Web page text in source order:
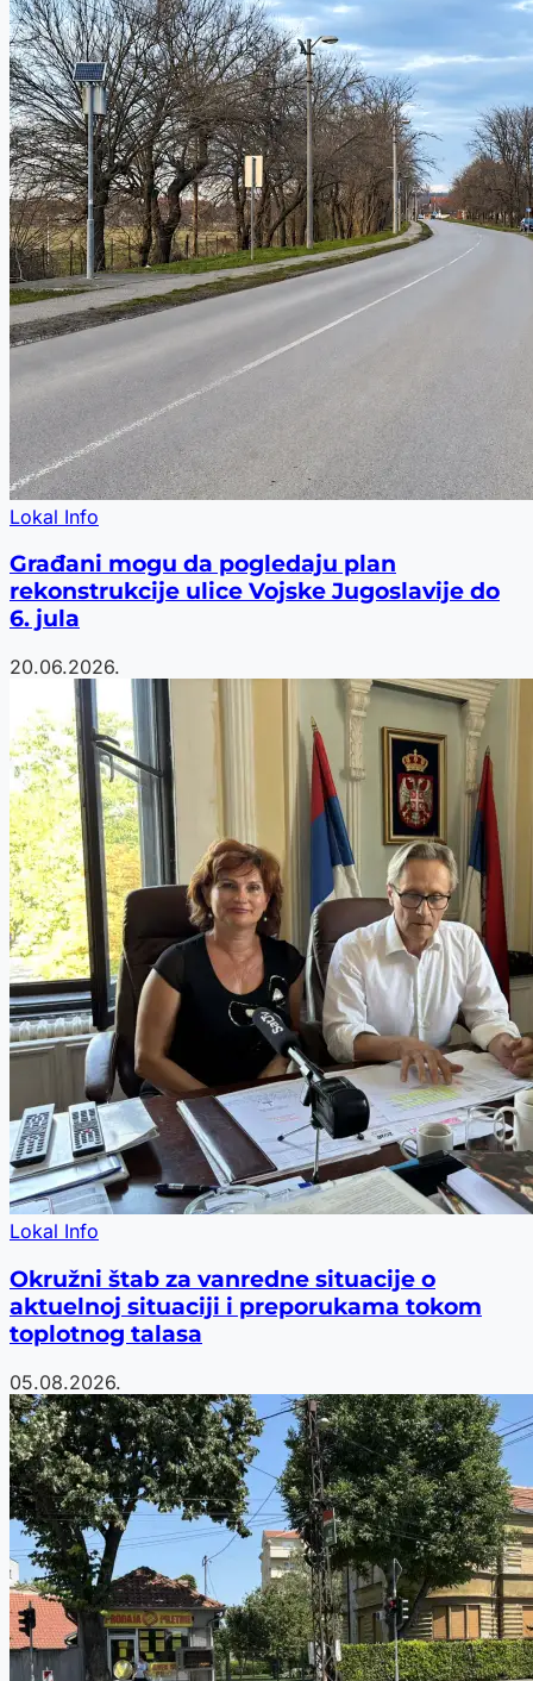
Lokal Info
Građani mogu da pogledaju plan
rekonstrukcije ulice Vojske Jugoslavije do
6. jula
20.06.2026.
Lokal Info
Okružni štab za vanredne situacije o
aktuelnoj situaciji i preporukama tokom
toplotnog talasa
05.08.2026.